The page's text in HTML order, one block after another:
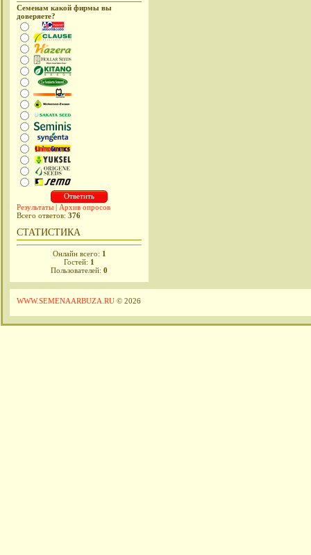
Семенам какой фирмы вы
доверяете?
Результаты | Архив опросов
Всего ответов: 376
СТАТИСТИКА
Онлайн всего: 1
Гостей: 1
Пользователей: 0
WWW.SEMENAARBUZA.RU © 2026